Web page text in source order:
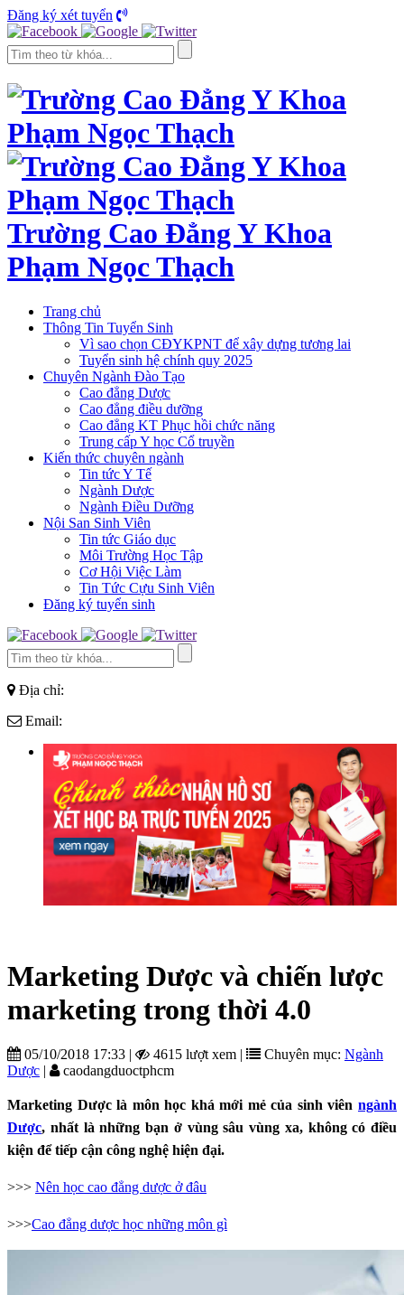
Đăng ký xét tuyển
Trường Cao Đẳng Y Khoa
Phạm Ngọc Thạch
Trang chủ
Thông Tin Tuyển Sinh
Vì sao chọn CĐYKPNT để xây dựng tương lai
Tuyển sinh hệ chính quy 2025
Chuyên Ngành Đào Tạo
Cao đẳng Dược
Cao đẳng điều dưỡng
Cao đẳng KT Phục hồi chức năng
Trung cấp Y học Cổ truyền
Kiến thức chuyên ngành
Tin tức Y Tế
Ngành Dược
Ngành Điều Dưỡng
Nội San Sinh Viên
Tin tức Giáo dục
Môi Trường Học Tập
Cơ Hội Việc Làm
Tin Tức Cựu Sinh Viên
Đăng ký tuyển sinh
Địa chỉ:
Email:
Marketing Dược và chiến lược
marketing trong thời 4.0
05/10/2018 17:33 | 4615 lượt xem | Chuyên mục: Ngành
Dược | caodangduoctphcm
Marketing Dược là môn học khá mới mẻ của sinh viên ngành
Dược, nhất là những bạn ở vùng sâu vùng xa, không có điều
kiện để tiếp cận công nghệ hiện đại.
>>> Nên học cao đẳng dược ở đâu
>>>Cao đẳng dược học những môn gì